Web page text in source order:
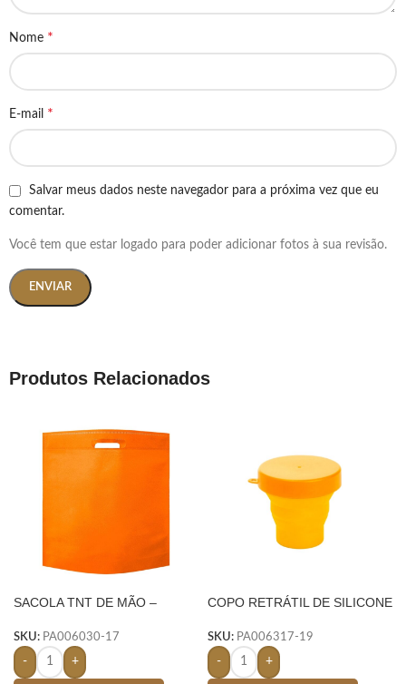
Nome *
E-mail *
Salvar meus dados neste navegador para a próxima vez que eu
comentar.
Você tem que estar logado para poder adicionar fotos à sua revisão.
Produtos Relacionados
SACOLA TNT DE MÃO –
SKU: PA006030-17
- +
COPO RETRÁTIL DE SILICONE
SKU: PA006317-19
- +